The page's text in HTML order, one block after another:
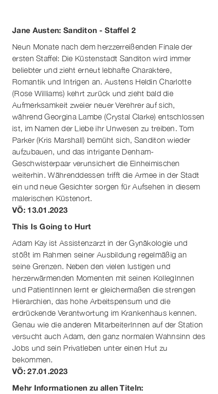
Jane Austen: Sanditon - Staffel 2
Neun Monate nach dem herzzerreißenden Finale der
ersten Staffel: Die Küstenstadt Sanditon wird immer
beliebter und zieht erneut lebhafte Charaktere,
Romantik und Intrigen an. Austens Heldin Charlotte
(Rose Williams) kehrt zurück und zieht bald die
Aufmerksamkeit zweier neuer Verehrer auf sich,
während Georgina Lambe (Crystal Clarke) entschlossen
ist, im Namen der Liebe ihr Unwesen zu treiben. Tom
Parker (Kris Marshall) bemüht sich, Sanditon wieder
aufzubauen, und das intrigante Denham-
Geschwisterpaar verunsichert die Einheimischen
weiterhin. Währenddessen trifft die Armee in der Stadt
ein und neue Gesichter sorgen für Aufsehen in diesem
malerischen Küstenort.
VÖ: 13.01.2023
This Is Going to Hurt
Adam Kay ist Assistenzarzt in der Gynäkologie und
stößt im Rahmen seiner Ausbildung regelmäßig an
seine Grenzen. Neben den vielen lustigen und
herzerwärmenden Momenten mit seinen KollegInnen
und PatientInnen lernt er gleichermaßen die strengen
Hierarchien, das hohe Arbeitspensum und die
erdrückende Verantwortung im Krankenhaus kennen.
Genau wie die anderen MitarbeiterInnen auf der Station
versucht auch Adam, den ganz normalen Wahnsinn des
Jobs und sein Privatleben unter einen Hut zu
bekommen.
VÖ: 27.01.2023
Mehr Informationen zu allen Titeln: